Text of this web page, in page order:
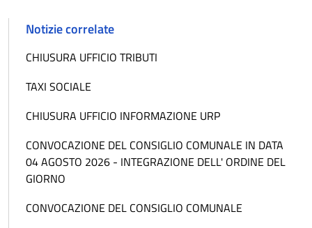
Notizie correlate
CHIUSURA UFFICIO TRIBUTI
TAXI SOCIALE
CHIUSURA UFFICIO INFORMAZIONE URP
CONVOCAZIONE DEL CONSIGLIO COMUNALE IN DATA
04 AGOSTO 2026 - INTEGRAZIONE DELL' ORDINE DEL
GIORNO
CONVOCAZIONE DEL CONSIGLIO COMUNALE